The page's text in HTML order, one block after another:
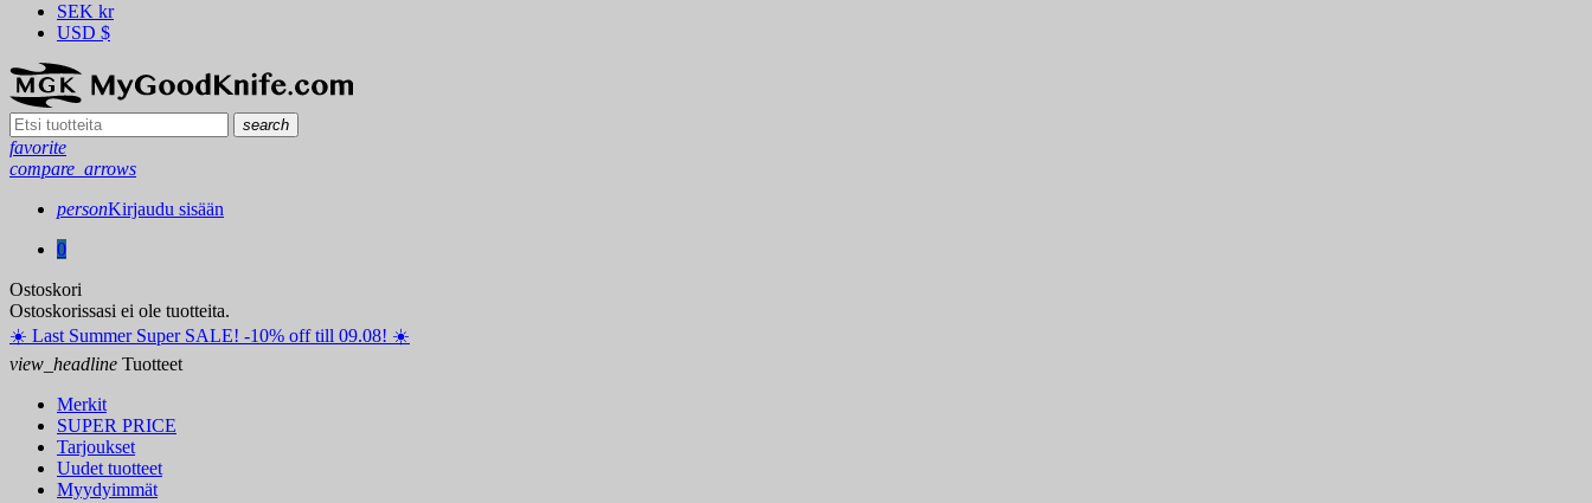
SEK kr
USD $
search
favorite
compare_arrows
personKirjaudu sisään
0
Ostoskori
Ostoskorissasi ei ole tuotteita.
☀️ ️Last Summer Super SALE! -10% off till 09.08! ☀️
view_headline Tuotteet
Merkit
SUPER PRICE
Tarjoukset
Uudet tuotteet
Myydyimmät